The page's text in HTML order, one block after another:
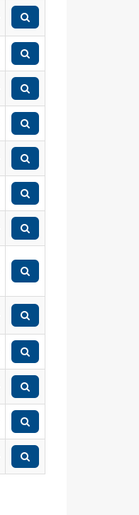
Dar od spoločnosti
Oprava podlahy vo
síranu amónneho
UGL a DAM, objekt